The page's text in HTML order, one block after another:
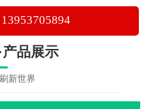
产品展示
新世界